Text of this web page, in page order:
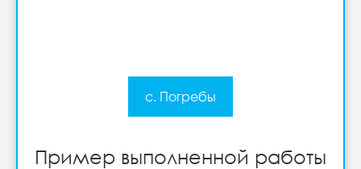
с. Погребы
Пример выполненной работы